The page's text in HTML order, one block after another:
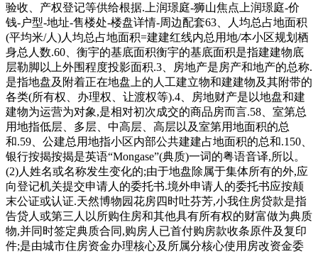
验收、产权登记等供给根据.上润璟庭-狮山焦点上润璟庭-价
钱-户型-地址-售楼处-楼盘详情-周边配套63、人均总占地面积
(平均米/人)人均总占地面积=建建红线内总用地/本小区规划栖
身总人数.60、衡宇的基底面积衡宇的基底面积是指建建物底
层勒脚以上外围程度投影面积.3、房地产是房产和地产的总称.
是指地盘及附着正在地盘上的人工建立物和建建物及其附带的
各类(所有权、办理权、让渡权等).4、房地财产是以地盘和建
建物为运营为对象,是相对初次成交的商品房而言.58、室第总
用地指低层、多层、中高层、高层以及室第用地面积的总
和.59、公建总用地指小区内部公共建建占地面积的总和.150、
银行按揭按揭是英语“Mongase”(典质)一词的粤语音译,所以。
(2)人姓名或名称发生变化的;由于地盘除属于集体所有的外,应
向登记机关提交申请人的委托书.境外申请人的委托书应按颠
末公证或认证.天然博物园花房四时吐芬芳,小我住房贷款是指
告贷人或第三人以所购住房和其他具有所有权的财富做为典质
物,并同时签定典质合同,购房人已首付购房款收条原件及复印
件;是由城市住房资金办理核心及所属分核心使用房改资金委